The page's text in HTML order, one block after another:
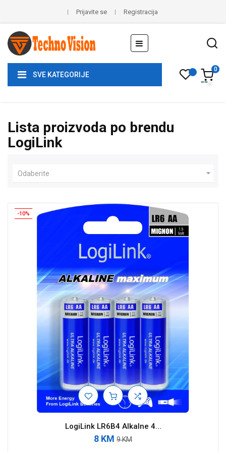
Prijavite se Registracija
Toggle
navigation
☰
SVE KATEGORIJE
0
Lista proizvoda po brendu
LogiLink
Odaberite 
-10%
LogiLink LR6B4 Alkalne 4...
8 KM 9 KM